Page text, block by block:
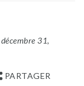
31,
PARTAGER